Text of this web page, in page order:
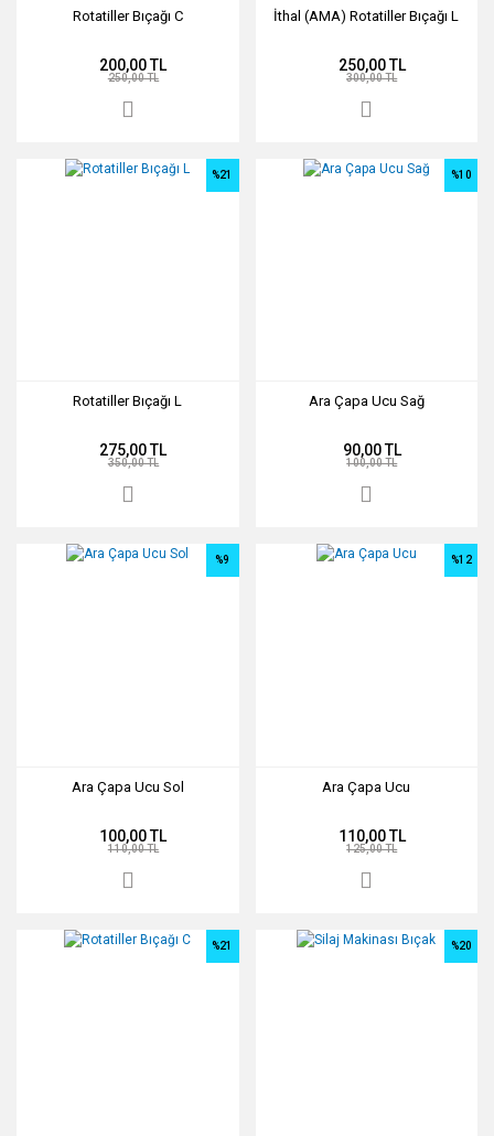
Rotatiller Bıçağı C
200,00 TL
250,00 TL
İthal (AMA) Rotatiller Bıçağı L
250,00 TL
300,00 TL
Rotatiller Bıçağı L
%21
275,00 TL
350,00 TL
Ara Çapa Ucu Sağ
%10
90,00 TL
100,00 TL
Ara Çapa Ucu Sol
%9
100,00 TL
110,00 TL
Ara Çapa Ucu
%12
110,00 TL
125,00 TL
%21 %20